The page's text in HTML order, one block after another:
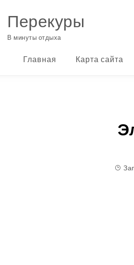
Перекуры
В минуты отдыха
Главная Карта сайта